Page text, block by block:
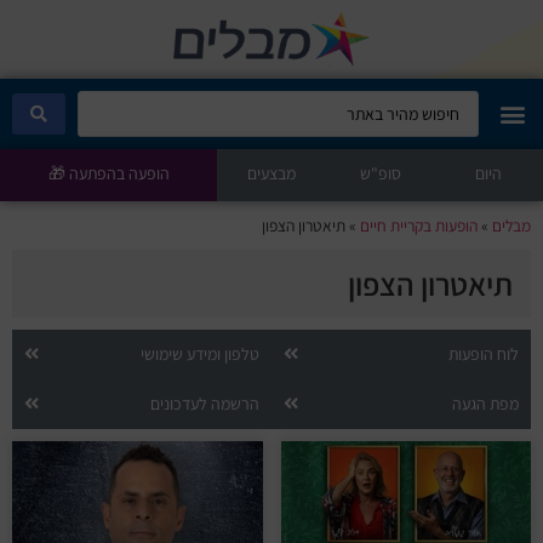
מבלים קלאב
הופעות היום
סטנדאפ
הצגות ילדים
הופעות חיות
הצגות תיאטרון
היום סופ"ש מבצעים הופעה בהפתעה 🎁
מבלים »הופעות בקריית חיים » תיאטרון הצפון
תיאטרון הצפון
לוח הופעות טלפון ומידע שימושי
מפת הגעה הרשמה לעדכונים